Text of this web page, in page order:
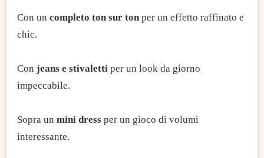
Con un completo ton sur ton per un effetto raffinato e
chic.
Con jeans e stivaletti per un look da giorno
impeccabile.
Sopra un mini dress per un gioco di volumi
interessante.